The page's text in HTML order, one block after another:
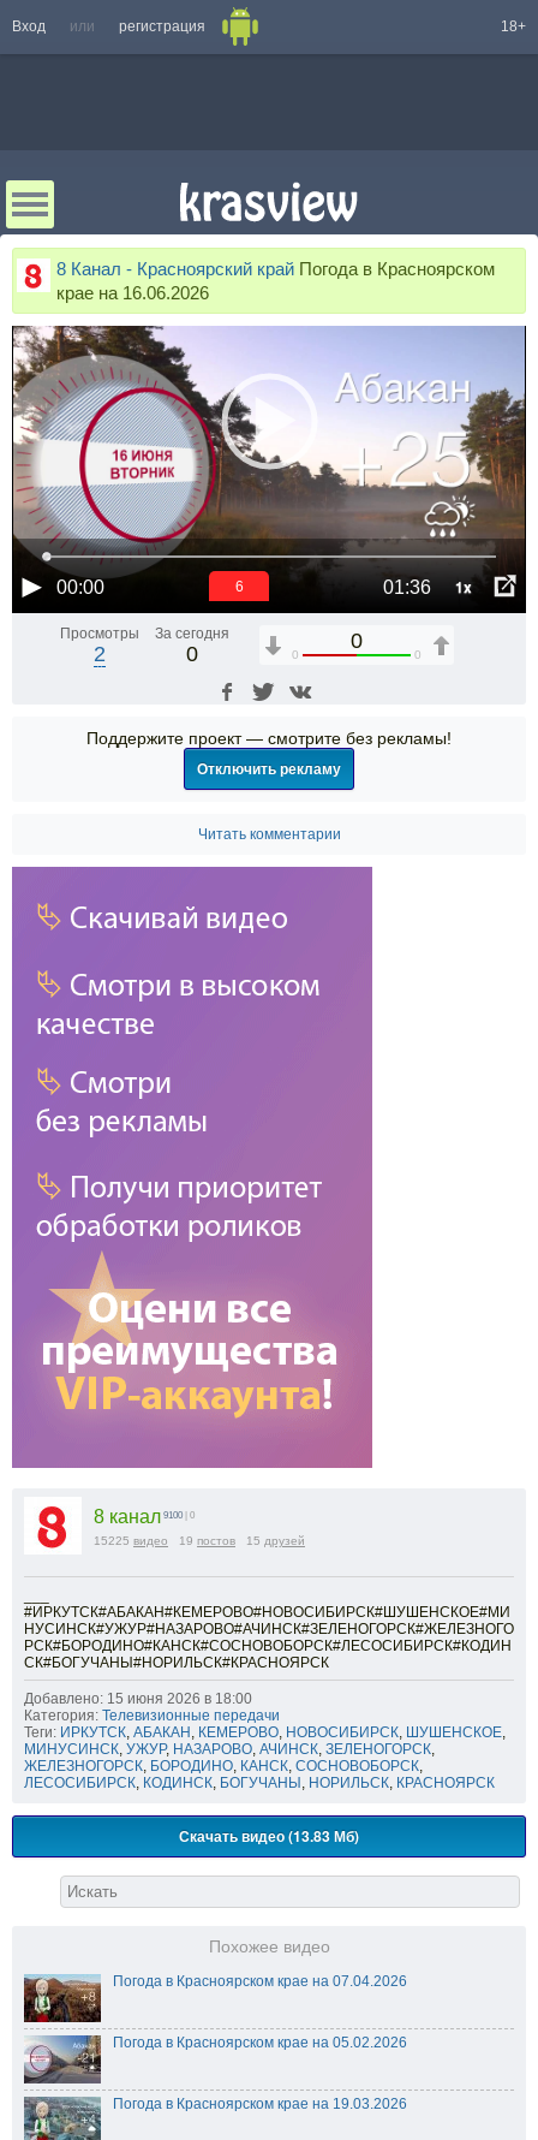
Вход или регистрация 18+
8 Канал - Красноярский край Погода в Красноярском
крае на 16.06.2026
00:00 01:36 1x
5
Просмотры
2
За сегодня
0
0
0 0
Поддержите проект — смотрите без рекламы!
Отключить рекламу
Читать комментарии
8 канал 9100 | 0
15225 видео 19 постов 15 друзей
#ИРКУТСК#АБАКАН#КЕМЕРОВО#НОВОСИБИРСК#ШУШЕНСКОЕ#МИ
НУСИНСК#УЖУР#НАЗАРОВО#АЧИНСК#ЗЕЛЕНОГОРСК#ЖЕЛЕЗНОГО
РСК#БОРОДИНО#КАНСК#СОСНОВОБОРСК#ЛЕСОСИБИРСК#КОДИН
СК#БОГУЧАНЫ#НОРИЛЬСК#КРАСНОЯРСК
Добавлено: 15 июня 2026 в 18:00
Категория: Телевизионные передачи
Теги: ИРКУТСК, АБАКАН , КЕМЕРОВО, НОВОСИБИРСК, ШУШЕНСКОЕ,
МИНУСИНСК, УЖУР, НАЗАРОВО, АЧИНСК, ЗЕЛЕНОГОРСК,
ЖЕЛЕЗНОГОРСК, БОРОДИНО, КАНСК, СОСНОВОБОРСК,
ЛЕСОСИБИРСК, КОДИНСК, БОГУЧАНЫ , НОРИЛЬСК, КРАСНОЯРСК
Скачать видео (13.83 Мб)
Похожее видео
Погода в Красноярском крае на 07.04.2026
Погода в Красноярском крае на 05.02.2026
Погода в Красноярском крае на 19.03.2026